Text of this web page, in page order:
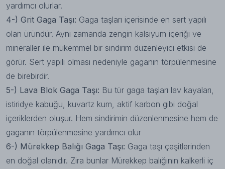
yardımcı olurlar.
4-) Grit Gaga Taşı: Gaga taşları içerisinde en sert yapılı
olan üründür. Aynı zamanda zengin kalsiyum içeriği ve
mineraller ile mükemmel bir sindirim düzenleyici etkisi de
görür. Sert yapılı olması nedeniyle gaganın törpülenmesine
de birebirdir.
5-) Lava Blok Gaga Taşı: Bu tür gaga taşları lav kayaları,
istiridye kabuğu, kuvartz kum, aktif karbon gibi doğal
içeriklerden oluşur. Hem sindirimin düzenlenmesine hem de
gaganın törpülenmesine yardımcı olur
6-) Mürekkep Balığı Gaga Taşı: Gaga taşı çeşitlerinden
en doğal olanıdır. Zira bunlar Mürekkep balığının kalkerli iç